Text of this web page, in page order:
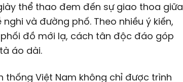
thể thao đem đến sự giao thoa giữa
và đường phố. Theo nhiều ý kiến,
đồ mới lạ, cách tân độc đáo góp
áo dài.
thống Việt Nam không chỉ được trình